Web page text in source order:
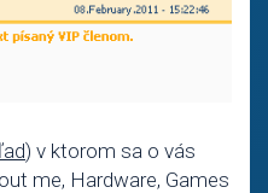
) v ktorom sa o vás
me, Hardware, Games